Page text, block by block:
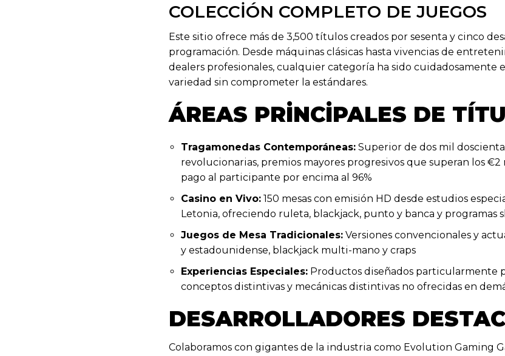
COLECCIÓN COMPLETO DE JUEGOS
Este sitio ofrece más de 3,500 títulos creados por sesenta y cinco
programación. Desde máquinas clásicas hasta vivencias de
dealers profesionales, cualquier categoría ha sido cuidadosamente
variedad sin comprometer la estándares.
ÁREAS PRINCIPALES DE
Tragamonedas Contemporáneas:Superior de dos mil
revolucionarias, premios mayores progresivos que superan los
pago al participante por encima al 96%
Casino en Vivo:150 mesas con emisión HD desde estudios
Letonia, ofreciendo ruleta, blackjack, punto y banca y programas
Juegos de Mesa Tradicionales:Versiones convencionales y
y estadounidense, blackjack multi-mano y craps
Experiencias Especiales:Productos diseñados particularmente
conceptos distintivas y mecánicas distintivas no ofrecidas en
DESARROLLADORES
Colaboramos con gigantes de la industria como Evolution Gaming